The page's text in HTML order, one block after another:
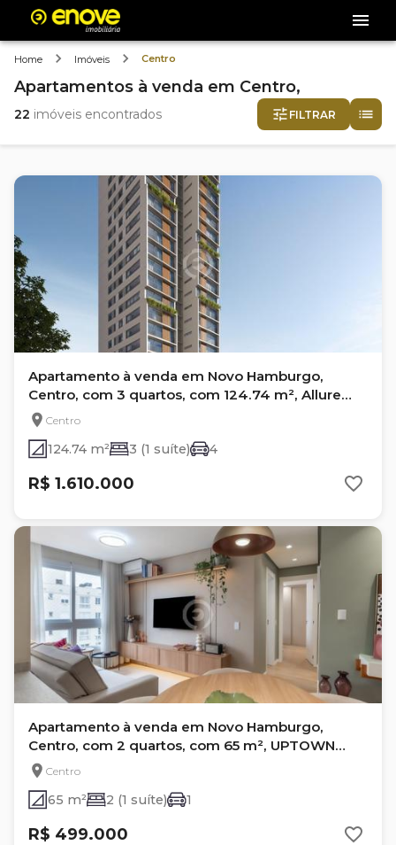
Home Imóveis Centro
Apartamentos à venda em Centro,
22 imóveis encontrados FILTRAR
Apartamento à venda em Novo Hamburgo,
Centro, com 3 quartos, com 124.74 m², Allure
Residence
Centro
124.74 m² 3 (1 suíte) 4
R$ 1.610.000
Apartamento à venda em Novo Hamburgo,
Centro, com 2 quartos, com 65 m², UPTOWN
RESIDENCE
Centro
65 m² 2 (1 suíte) 1
R$ 499.000